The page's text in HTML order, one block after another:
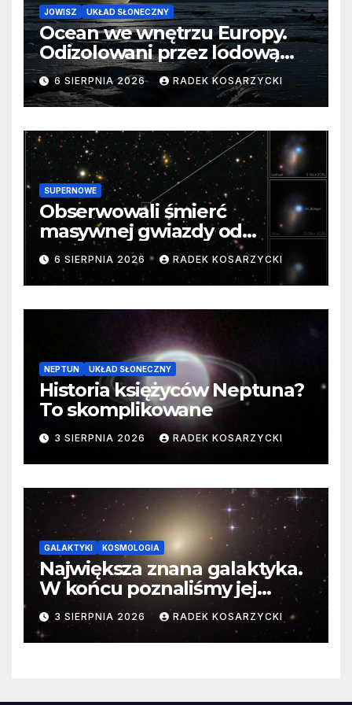
JOWISZ UKŁAD SŁONECZNY
Ocean we wnętrzu Europy.
Odizolowani przez lodową
barierę
6 SIERPNIA 2026 RADEK KOSARZYCKI
SUPERNOWE
Obserwowali śmierć
masywnej gwiazdy od
samego początku. Niezwykle
cenne dane
6 SIERPNIA 2026 RADEK KOSARZYCKI
NEPTUN UKŁAD SŁONECZNY
Historia księżyców Neptuna?
To skomplikowane
3 SIERPNIA 2026 RADEK KOSARZYCKI
GALAKTYKI KOSMOLOGIA
Największa znana galaktyka.
W końcu poznaliśmy jej
faktyczne wymiary
3 SIERPNIA 2026 RADEK KOSARZYCKI